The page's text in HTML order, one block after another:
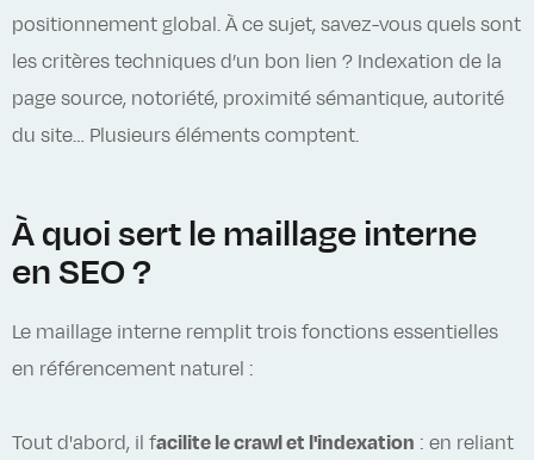
positionnement global. À ce sujet, savez-vous quels sont
les critères techniques d’un bon lien ? Indexation de la
page source, notoriété, proximité sémantique, autorité
du site… Plusieurs éléments comptent.
À quoi sert le maillage interne
en SEO ?
Le maillage interne remplit trois fonctions essentielles
en référencement naturel :
Tout d'abord, il facilite le crawl et l'indexation : en reliant